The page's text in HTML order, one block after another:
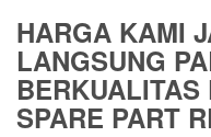
HARGA KAMI
LANGSUNG
BERKUALITAS
SPARE PART